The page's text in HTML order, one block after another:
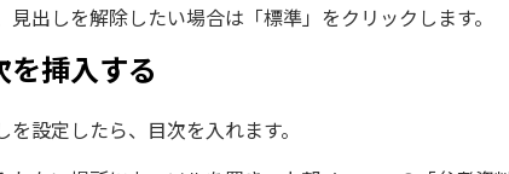
見出しを解除したい場合は「標準」をクリックします。
を挿入する
を設定したら、目次を入れます。